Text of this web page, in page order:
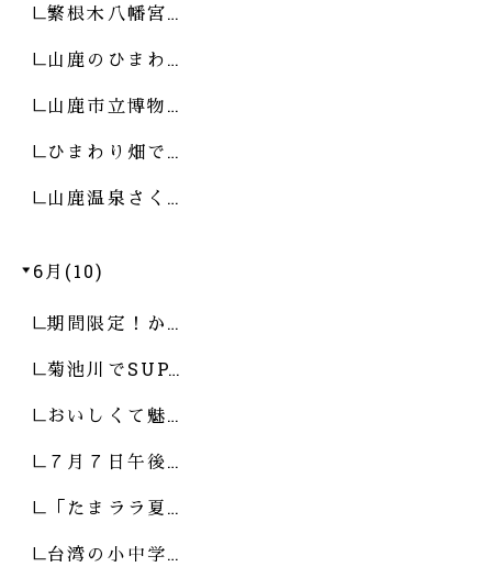
繁根木八幡宮…
山鹿のひまわ…
山鹿市立博物…
ひまわり畑で…
山鹿温泉さく…
6月(10)
期間限定！か…
菊池川でSUP…
おいしくて魅…
７月７日午後…
「たまララ夏…
台湾の小中学…